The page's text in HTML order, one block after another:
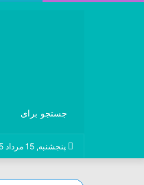
جستجو
برای
پنجشنبه, 15 مرداد 1405